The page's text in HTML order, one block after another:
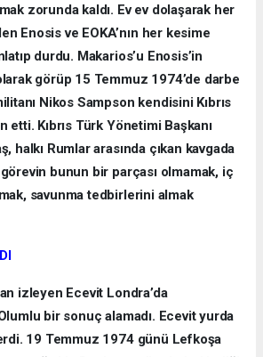
zorunda kaldı. Ev ev dolaşarak her
Enosis ve EOKA’nın her kesime
durdu. Makarios’u Enosis’in
görüp 15 Temmuz 1974’de darbe
Nikos Sampson kendisini Kıbrıs
etti. Kıbrıs Türk Yönetimi Başkanı
halkı Rumlar arasında çıkan kavgada
bunun bir parçası olmamak, iç
savunma tedbirlerini almak
izleyen Ecevit Londra’da
bir sonuç alamadı. Ecevit yurda
19 Temmuz 1974 günü Lefkoşa